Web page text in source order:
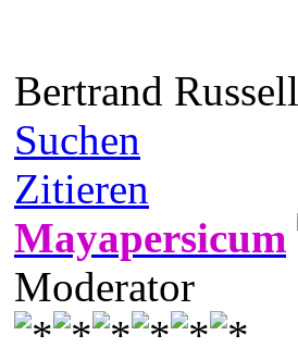
Bertrand Russell
Suchen
Zitieren
Mayapersicum
Moderator